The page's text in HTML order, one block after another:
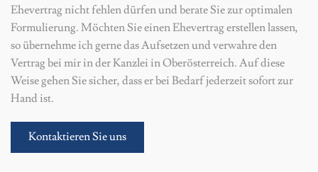
Ehevertrag nicht fehlen dürfen und berate Sie zur optimalen
Formulierung. Möchten Sie einen Ehevertrag erstellen lassen,
so übernehme ich gerne das Aufsetzen und verwahre den
Vertrag bei mir in der Kanzlei in Oberösterreich. Auf diese
Weise gehen Sie sicher, dass er bei Bedarf jederzeit sofort zur
Hand ist.
Kontaktieren Sie uns